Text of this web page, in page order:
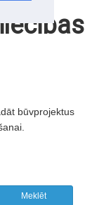
būvprojektus